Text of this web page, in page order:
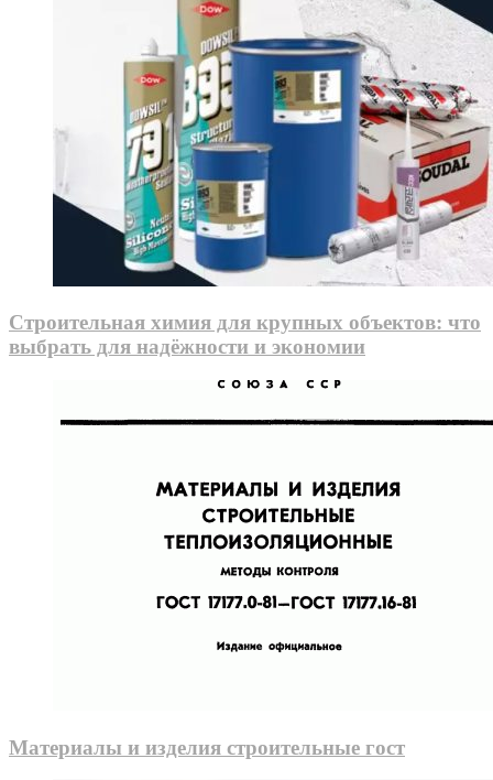
Строительная химия для крупных объектов: что
выбрать для надёжности и экономии
Материалы и изделия строительные гост